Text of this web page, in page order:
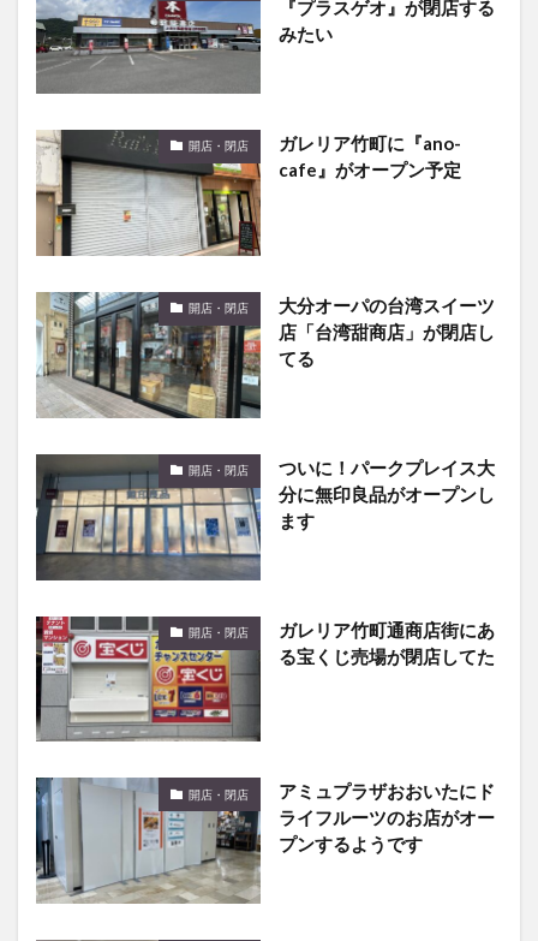
『プラスゲオ』が閉店する
みたい
開店・閉店
ガレリア竹町に『ano-
cafe』がオープン予定
開店・閉店
大分オーパの台湾スイーツ
店「台湾甜商店」が閉店し
てる
開店・閉店
ついに！パークプレイス大
分に無印良品がオープンし
ます
開店・閉店
ガレリア竹町通商店街にあ
る宝くじ売場が閉店してた
開店・閉店
アミュプラザおおいたにド
ライフルーツのお店がオー
プンするようです